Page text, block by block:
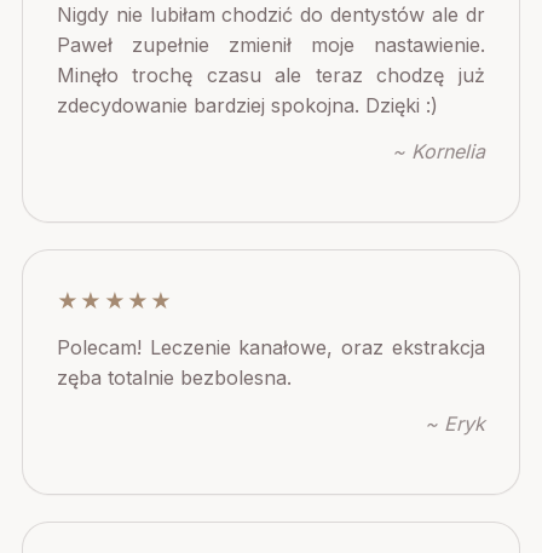
Nigdy nie lubiłam chodzić do dentystów ale dr
Paweł zupełnie zmienił moje nastawienie.
Minęło trochę czasu ale teraz chodzę już
zdecydowanie bardziej spokojna. Dzięki :)
~ Kornelia
★★★★★
Polecam! Leczenie kanałowe, oraz ekstrakcja
zęba totalnie bezbolesna.
~ Eryk